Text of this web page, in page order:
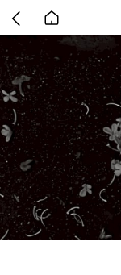
back
to
home